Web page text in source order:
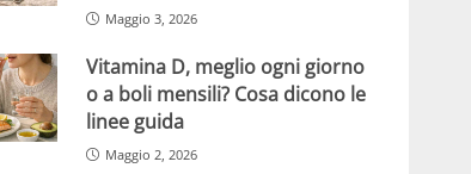
Maggio 3, 2026
Vitamina D, meglio ogni giorno
o a boli mensili? Cosa dicono le
linee guida
Maggio 2, 2026